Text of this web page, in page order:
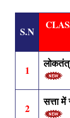
S.N
1
2
सत्ता में